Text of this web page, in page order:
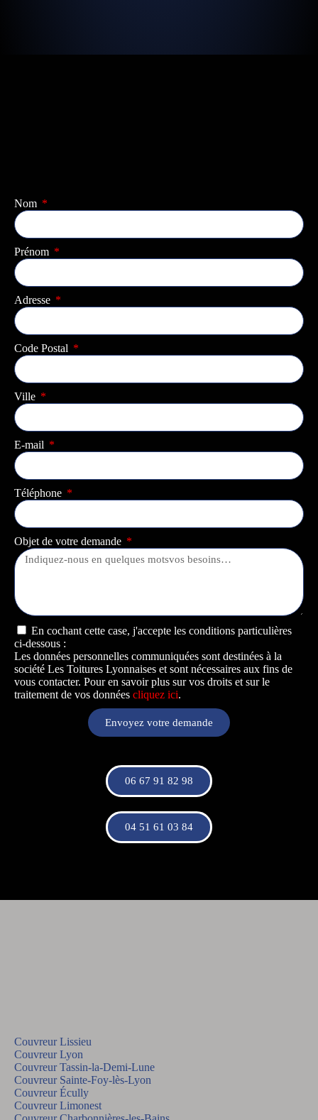
Nom
Prénom
Adresse
Code Postal
Ville
E-mail
Téléphone
Objet de votre demande
En cochant cette case, j'accepte les conditions particulières
ci-dessous :
Les données personnelles communiquées sont destinées à la
société Les Toitures Lyonnaises et sont nécessaires aux fins de
vous contacter. Pour en savoir plus sur vos droits et sur le
traitement de vos données cliquez ici.
Envoyez votre demande
06 67 91 82 98
04 51 61 03 84
Couvreur Lissieu
Couvreur Lyon
Couvreur Tassin-la-Demi-Lune
Couvreur Sainte-Foy-lès-Lyon
Couvreur Écully
Couvreur Limonest